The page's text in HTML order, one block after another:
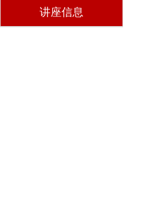
讲座信息